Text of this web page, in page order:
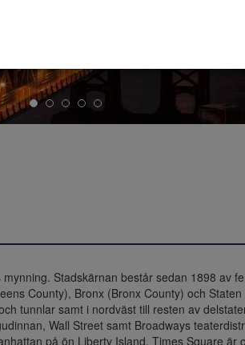
Stadskärnan består sedan 1898 av
County), Bronx (Bronx County) och
tunnlar samt i nordväst till resten av
Wall Street samt Broadways
på ön Liberty Island. Times Square